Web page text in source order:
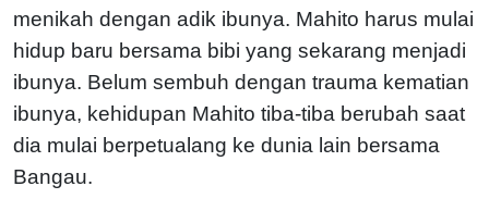
menikah dengan adik ibunya. Mahito harus mulai
hidup baru bersama bibi yang sekarang menjadi
ibunya. Belum sembuh dengan trauma kematian
ibunya, kehidupan Mahito tiba-tiba berubah saat
dia mulai berpetualang ke dunia lain bersama
Bangau.